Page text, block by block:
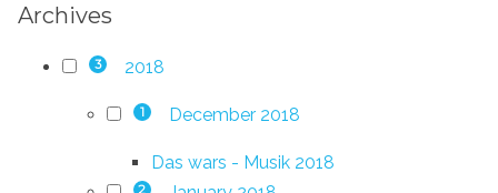
Archives
3 2018
1 December 2018
Das wars - Musik 2018
2